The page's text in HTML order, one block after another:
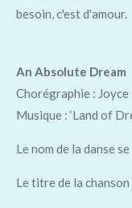
besoin, c'est d'amour.
An Absolute Dream
Chorégraphie :
Musique : ‘Land of
Le nom de la danse
Le titre de la